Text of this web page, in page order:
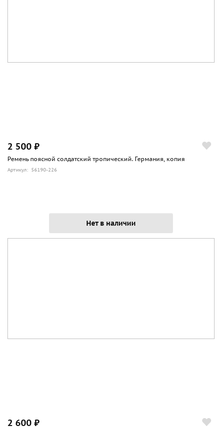
2 500 ₽
Ремень поясной солдатский тропический. Германия, копия
Артикул: 56190-226
Нет в наличии
2 600 ₽